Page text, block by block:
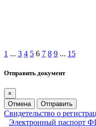
1 ... 3 4 5 6 7 8 9 ... 15
Отправить документ
×
Отмена
Отправить
Свидетельство о
Электронный паспорт